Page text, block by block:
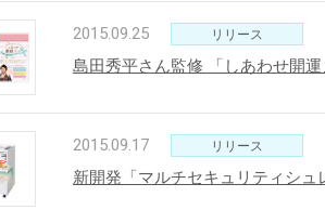
2015.09.25 リリース
島田秀平さん監修 「しあわせ開
2015.09.17 リリース
新開発「マルチセキュリティシュ